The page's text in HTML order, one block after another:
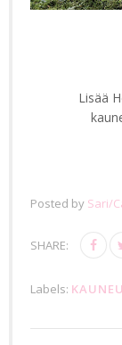
Lisää
Posted by Sari/
SHARE:
Labels: